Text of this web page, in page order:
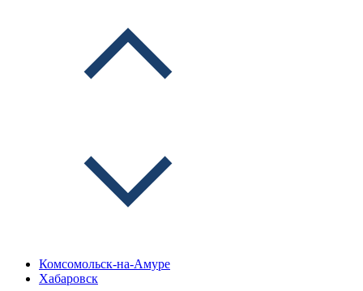
Комсомольск-на-Амуре
Хабаровск